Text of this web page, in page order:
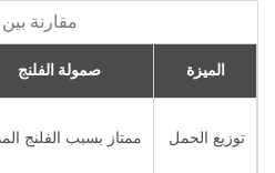
مقارنة
الميزة صمولة الفلنج
توزيع الحمل ممتاز بسبب الفلنج